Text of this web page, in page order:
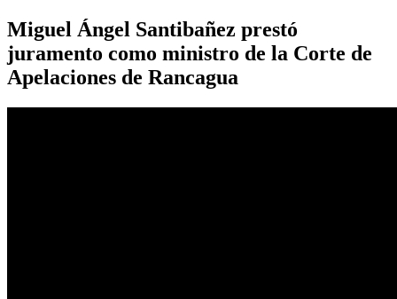
Miguel Ángel Santibañez prestó
juramento como ministro de la Corte de
Apelaciones de Rancagua